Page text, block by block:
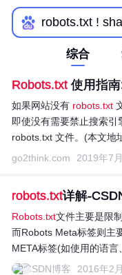
综合
Robots.txt 使用指
如果网站没有 robots.txt
即使没有需要禁止搜索
robots.txt 文件。(本文地
请注意文中的“仅” “允许
go2think.com 2019年7
robots.txt详解-
Robots.txt文件主要是限
而Robots Meta标签则主
META标签(如使用的语
Me...CSDN博客 2016年2